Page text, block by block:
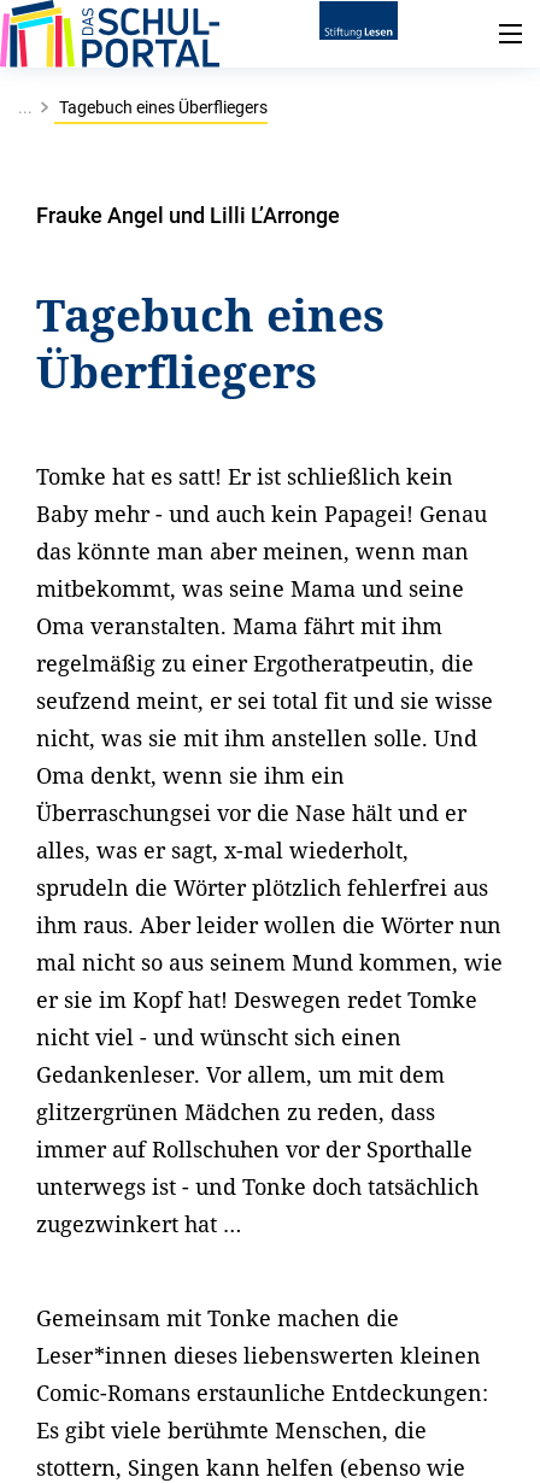
... Tagebuch eines Überfliegers
Frauke Angel und Lilli L’Arronge
Tagebuch eines
Überfliegers
Tomke hat es satt! Er ist schließlich kein
Baby mehr - und auch kein Papagei! Genau
das könnte man aber meinen, wenn man
mitbekommt, was seine Mama und seine
Oma veranstalten. Mama fährt mit ihm
regelmäßig zu einer Ergotheratpeutin, die
seufzend meint, er sei total fit und sie wisse
nicht, was sie mit ihm anstellen solle. Und
Oma denkt, wenn sie ihm ein
Überraschungsei vor die Nase hält und er
alles, was er sagt, x-mal wiederholt,
sprudeln die Wörter plötzlich fehlerfrei aus
ihm raus. Aber leider wollen die Wörter nun
mal nicht so aus seinem Mund kommen, wie
er sie im Kopf hat! Deswegen redet Tomke
nicht viel - und wünscht sich einen
Gedankenleser. Vor allem, um mit dem
glitzergrünen Mädchen zu reden, dass
immer auf Rollschuhen vor der Sporthalle
unterwegs ist - und Tonke doch tatsächlich
zugezwinkert hat …
Gemeinsam mit Tonke machen die
Leser*innen dieses liebenswerten kleinen
Comic-Romans erstaunliche Entdeckungen:
Es gibt viele berühmte Menschen, die
stottern, Singen kann helfen (ebenso wie